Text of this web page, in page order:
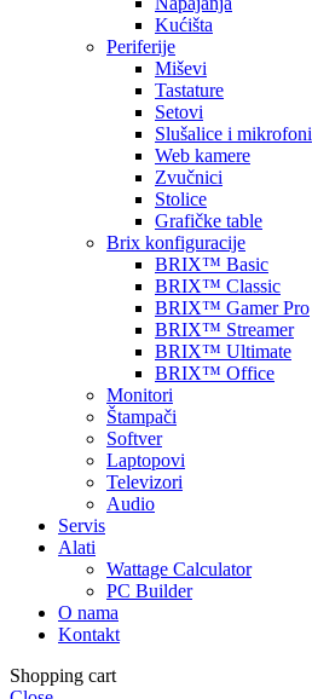
Kućišta
Periferije
Miševi
Tastature
Setovi
Slušalice i mikrofoni
Web kamere
Zvučnici
Stolice
Grafičke table
Brix konfiguracije
BRIX™ Basic
BRIX™ Classic
BRIX™ Gamer Pro
BRIX™ Streamer
BRIX™ Ultimate
BRIX™ Office
Monitori
Štampači
Softver
Laptopovi
Televizori
Audio
Servis
Alati
Wattage Calculator
PC Builder
O nama
Kontakt
Shopping cart